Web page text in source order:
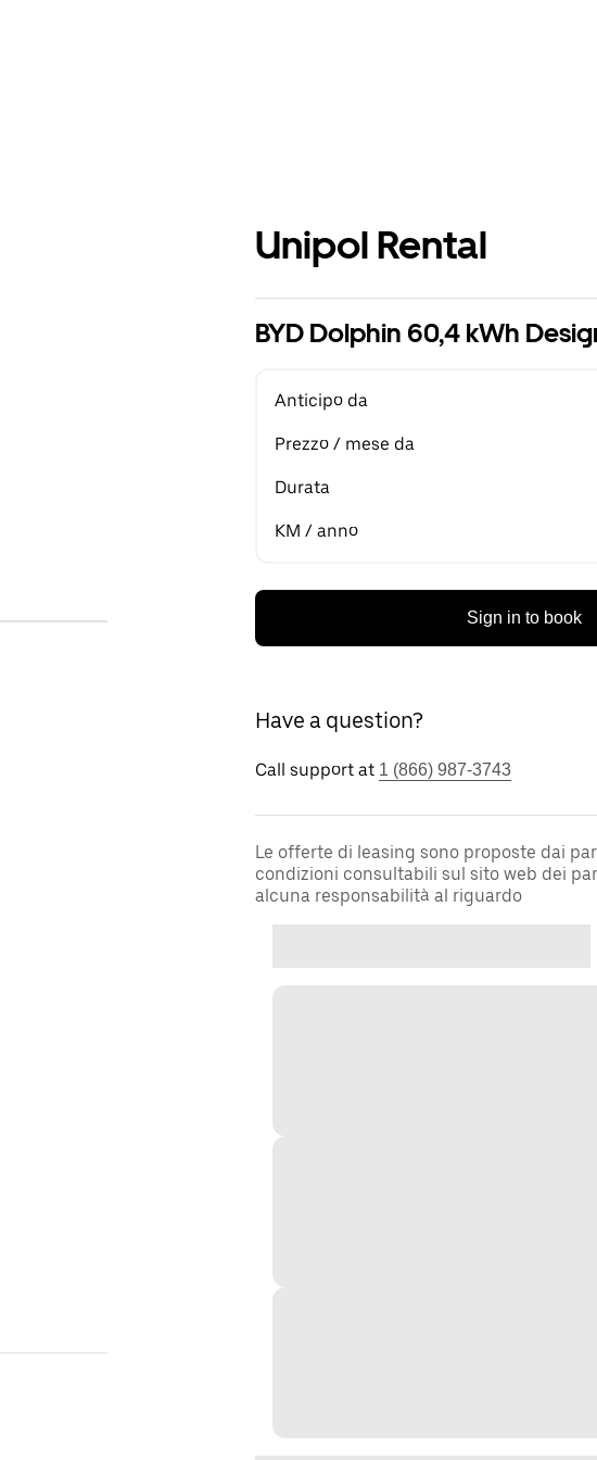
Unipol Rental
BYD Dolphin 60,4 kWh
Anticipo da
Prezzo / mese da
Durata
KM / anno
Sign in to book
Have a question?
Call support at 1 (866) 987-3743
Le offerte di leasing sono proposte dai
condizioni consultabili sul sito web dei
alcuna responsabilità al riguardo